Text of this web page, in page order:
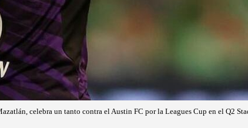
celebra un tanto contra el Austin FC por la Leagues Cup en el Q2